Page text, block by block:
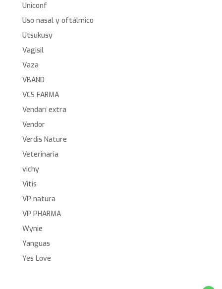
Uniconf
Uso nasal y oftálmico
Utsukusy
Vagisil
Vaza
VBAND
VCS FARMA
Vendarí extra
Vendor
Verdis Nature
Veterinaria
vichy
Vitis
VP natura
VP PHARMA
Wynie
Yanguas
Yes Love